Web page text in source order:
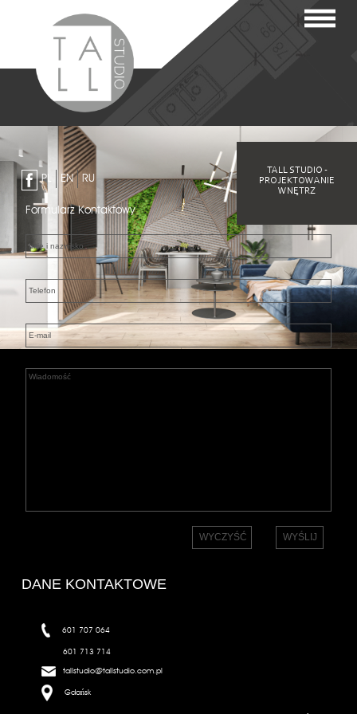
TALL STUDIO -
PROJEKTOWANIE
WNĘTRZ
PL EN RU
Formularz Kontaktowy
DANE KONTAKTOWE
601 707 064
601 713 714
tallstudio@tallstudio.com.pl
Gdańsk